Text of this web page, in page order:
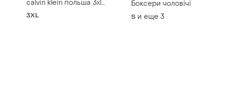
calvin klein польша 3xl
черные
3XL
Боксери чоловічі
S и еще 3